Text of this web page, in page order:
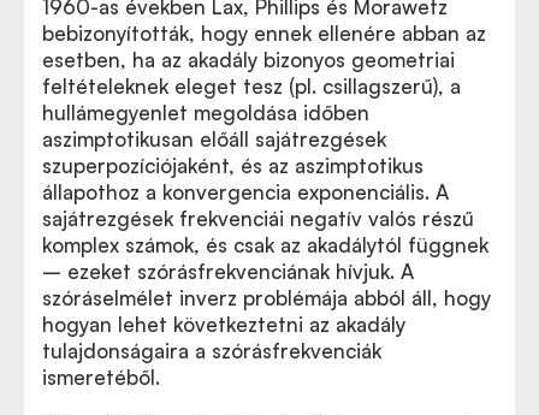
1960-as években Lax, Phillips és Morawetz
bebizonyították, hogy ennek ellenére abban az
esetben, ha az akadály bizonyos geometriai
feltételeknek eleget tesz (pl. csillagszerű), a
hullámegyenlet megoldása időben
aszimptotikusan előáll sajátrezgések
szuperpozíciójaként, és az aszimptotikus
állapothoz a konvergencia exponenciális. A
sajátrezgések frekvenciái negatív valós részű
komplex számok, és csak az akadálytól függnek
– ezeket szórásfrekvenciának hívjuk. A
szóráselmélet inverz problémája abból áll, hogy
hogyan lehet következtetni az akadály
tulajdonságaira a szórásfrekvenciák
ismeretéből.